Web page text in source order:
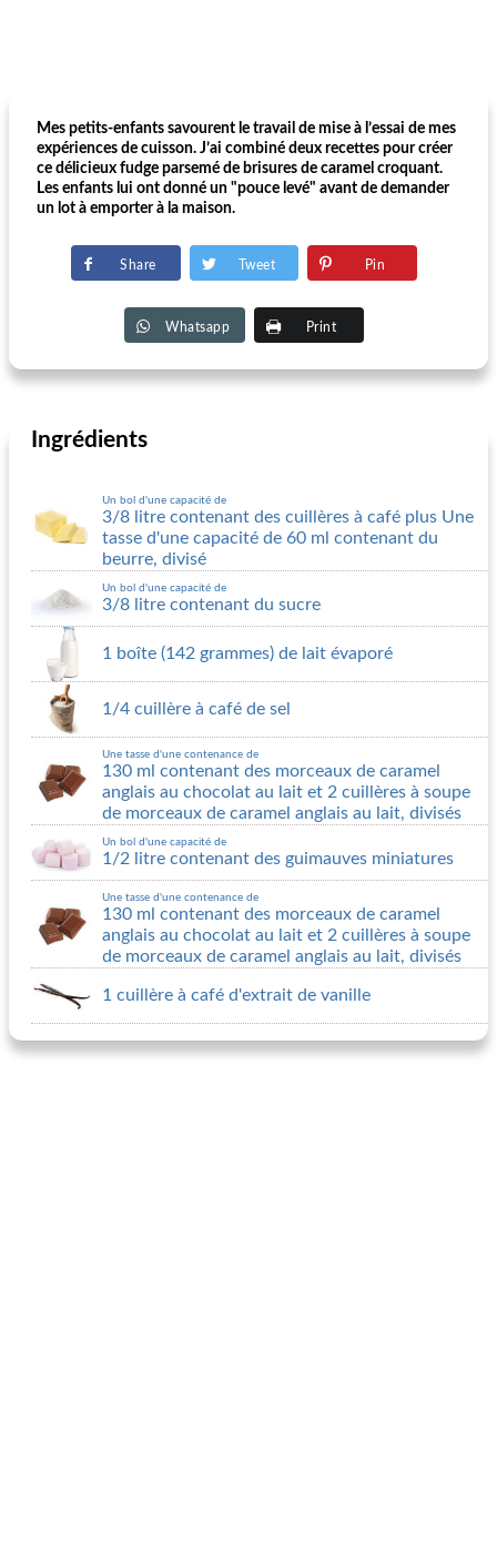
Mes petits-enfants savourent le travail de mise à l’essai de mes
expériences de cuisson. J’ai combiné deux recettes pour créer
ce délicieux fudge parsemé de brisures de caramel croquant.
Les enfants lui ont donné un "pouce levé" avant de demander
un lot à emporter à la maison.
Share Tweet Pin
Whatsapp Print
Ingrédients
Un bol d'une capacité de
3/8 litre contenant des cuillères à café plus Une
tasse d'une capacité de 60 ml contenant du
beurre, divisé
Un bol d'une capacité de
3/8 litre contenant du sucre
1 boîte (142 grammes) de lait évaporé
1/4 cuillère à café de sel
Une tasse d'une contenance de
130 ml contenant des morceaux de caramel
anglais au chocolat au lait et 2 cuillères à soupe
de morceaux de caramel anglais au lait, divisés
Un bol d'une capacité de
1/2 litre contenant des guimauves miniatures
Une tasse d'une contenance de
130 ml contenant des morceaux de caramel
anglais au chocolat au lait et 2 cuillères à soupe
de morceaux de caramel anglais au lait, divisés
1 cuillère à café d'extrait de vanille